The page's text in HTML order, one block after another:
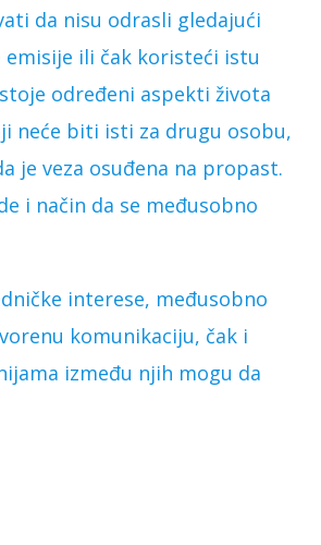
da nisu odrasli gledajući
emisije ili čak koristeći istu
određeni aspekti života
neće biti isti za drugu osobu,
je veza osuđena na propast.
i način da se međusobno
interese, međusobno
komunikaciju, čak i
između njih mogu da